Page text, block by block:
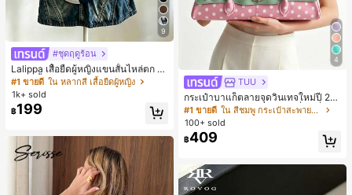
9
#ชุดฤดูร้อน
Lalippa เสื้อยืดผู้หญิงแขนสั้นไหล่ตก ค
อวีปกเสื้อ ลายพิมพ์ดิจิทัลลายทาง สไตล์
สปอร์ตแฟชั่นมินิมอล ของขวัญสำหรับเ
พื่อน
#1 ขายดี ใน หลากสี เสื้อยืดผู้หญิง
1k+ sold
฿199
4
TUU
กระเป๋าบาแก็ตลายจุดวินเทจใหม่ปี 20
26 สำหรับผู้หญิง กระเป๋าเจลลี่แฟชั่นสไ
ตล์หวาน ความจุขนาดใหญ่ กระเป๋าสะ
พายไหล่สำหรับเดินทางไปทำงาน
#1 ขายดี
ใน สีชมพู กระเป๋าสะพายผู้หญิง
100+ sold
฿409